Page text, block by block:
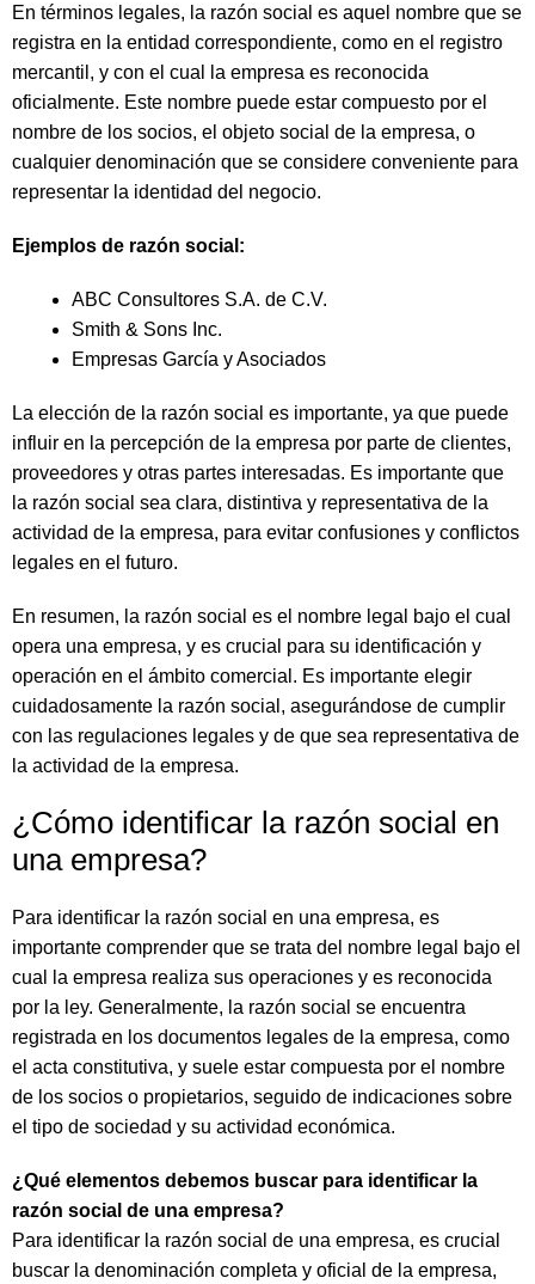
En términos legales, la razón social es aquel nombre que se
registra en la entidad correspondiente, como en el registro
mercantil, y con el cual la empresa es reconocida
oficialmente. Este nombre puede estar compuesto por el
nombre de los socios, el objeto social de la empresa, o
cualquier denominación que se considere conveniente para
representar la identidad del negocio.
Ejemplos de razón social:
ABC Consultores S.A. de C.V.
Smith & Sons Inc.
Empresas García y Asociados
La elección de la razón social es importante, ya que puede
influir en la percepción de la empresa por parte de clientes,
proveedores y otras partes interesadas. Es importante que
la razón social sea clara, distintiva y representativa de la
actividad de la empresa, para evitar confusiones y conflictos
legales en el futuro.
En resumen, la razón social es el nombre legal bajo el cual
opera una empresa, y es crucial para su identificación y
operación en el ámbito comercial. Es importante elegir
cuidadosamente la razón social, asegurándose de cumplir
con las regulaciones legales y de que sea representativa de
la actividad de la empresa.
¿Cómo identificar la razón social en
una empresa?
Para identificar la razón social en una empresa, es
importante comprender que se trata del nombre legal bajo el
cual la empresa realiza sus operaciones y es reconocida
por la ley. Generalmente, la razón social se encuentra
registrada en los documentos legales de la empresa, como
el acta constitutiva, y suele estar compuesta por el nombre
de los socios o propietarios, seguido de indicaciones sobre
el tipo de sociedad y su actividad económica.
¿Qué elementos debemos buscar para identificar la
razón social de una empresa?
Para identificar la razón social de una empresa, es crucial
buscar la denominación completa y oficial de la empresa,